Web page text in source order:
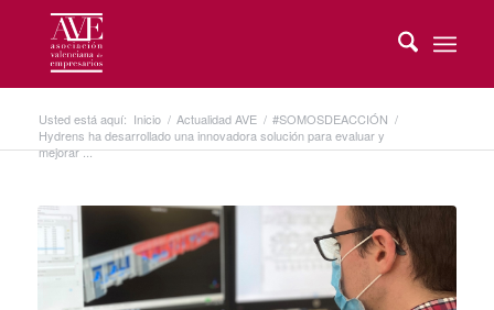
Usted está aquí: Inicio / Actualidad AVE / #SOMOSDEACCIÓN /
Hydrens ha desarrollado una innovadora solución para evaluar y
mejorar ...